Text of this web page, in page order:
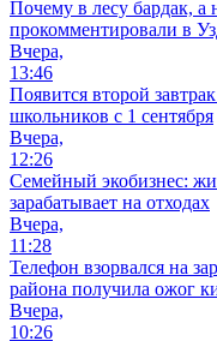
Почему в лесу бардак,
прокомментировали в
Вчера,
13:46
Появится второй
школьников с 1 сентября
Вчера,
12:26
Семейный экобизнес:
зарабатывает на отходах
Вчера,
11:28
Телефон взорвался на
района получила ожог
Вчера,
10:26